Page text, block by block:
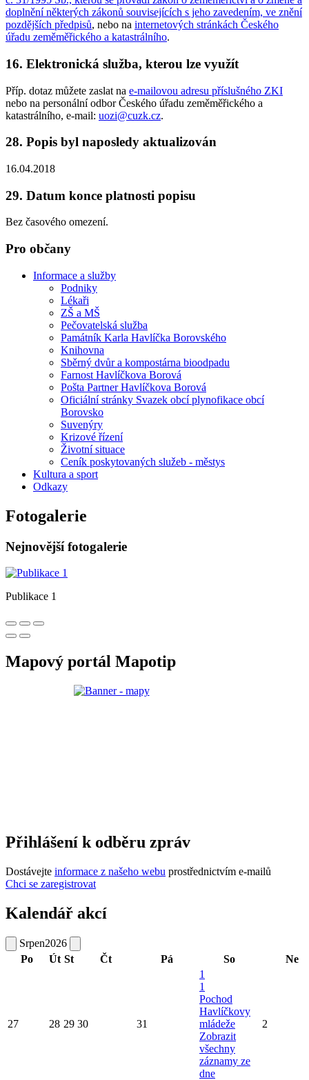
doplnění některých zákonů souvisejících s jeho zavedením, ve znění
pozdějších předpisů, nebo na internetových stránkách Českého
úřadu zeměměřického a katastrálního.
16. Elektronická služba, kterou lze využít
Příp. dotaz můžete zaslat na e-mailovou adresu příslušného ZKI
nebo na personální odbor Českého úřadu zeměměřického a
katastrálního, e-mail: uozi@cuzk.cz.
28. Popis byl naposledy aktualizován
16.04.2018
29. Datum konce platnosti popisu
Bez časového omezení.
Pro občany
Informace a služby
Podniky
Lékaři
ZŠ a MŠ
Pečovatelská služba
Památník Karla Havlíčka Borovského
Knihovna
Sběrný dvůr a kompostárna bioodpadu
Farnost Havlíčkova Borová
Pošta Partner Havlíčkova Borová
Oficiální stránky Svazek obcí plynofikace obcí
Borovsko
Suvenýry
Krizové řízení
Životní situace
Ceník poskytovaných služeb - městys
Kultura a sport
Odkazy
Fotogalerie
Nejnovější fotogalerie
Publikace 1
Mapový portál Mapotip
Přihlášení k odběru zpráv
Dostávejte informace z našeho webu prostřednictvím e-mailů
Chci se zaregistrovat
Kalendář akcí
Srpen2026
Po
Út St Čt Pá So Ne
27 28 29 30 31
1
1
Pochod
Havlíčkovy
mládeže
Zobrazit
všechny
záznamy ze
dne
2